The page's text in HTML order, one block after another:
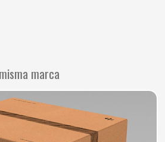
marca